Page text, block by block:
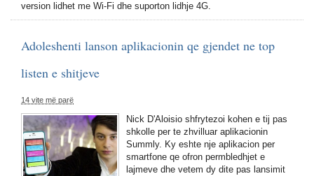
version lidhet me Wi-Fi dhe suporton lidhje 4G.
Adoleshenti lanson aplikacionin qe gjendet ne top
listen e shitjeve
14 vite më parë
Nick D'Aloisio shfrytezoi kohen e tij pas
shkolle per te zhvilluar aplikacionin
Summly. Ky eshte nje aplikacion per
smartfone qe ofron permbledhjet e
lajmeve dhe vetem dy dite pas lansimit